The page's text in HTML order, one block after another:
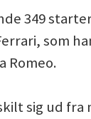
349
som
Romeo.
sig ud